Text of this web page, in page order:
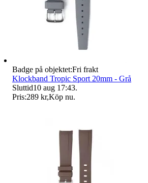
Badge på objektet:Fri frakt
Klockband Tropic Sport 20mm - Grå
Sluttid10 aug 17:43.
Pris:289 kr,Köp nu.